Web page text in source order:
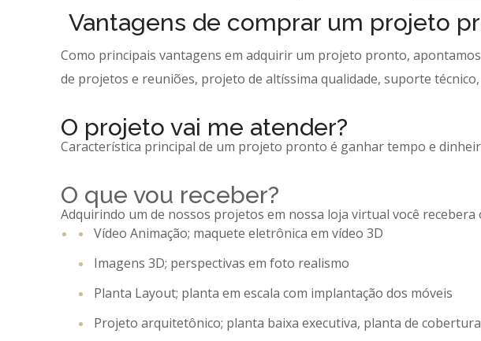
Vantagens de comprar um projeto
Como principais vantagens em adquirir um projeto pronto,
de projetos e reuniões, projeto de altíssima qualidade, suporte
O projeto vai me atender?
Característica principal de um projeto pronto é ganhar tempo e
O que vou receber?
Adquirindo um de nossos projetos em nossa loja virtual você recebera
Vídeo Animação; maquete eletrônica em vídeo 3D
Imagens 3D; perspectivas em foto realismo
Planta Layout; planta em escala com implantação dos móveis
Projeto arquitetônico; planta baixa executiva, planta de